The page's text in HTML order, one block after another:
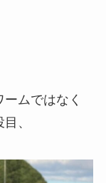
ムではなく
、